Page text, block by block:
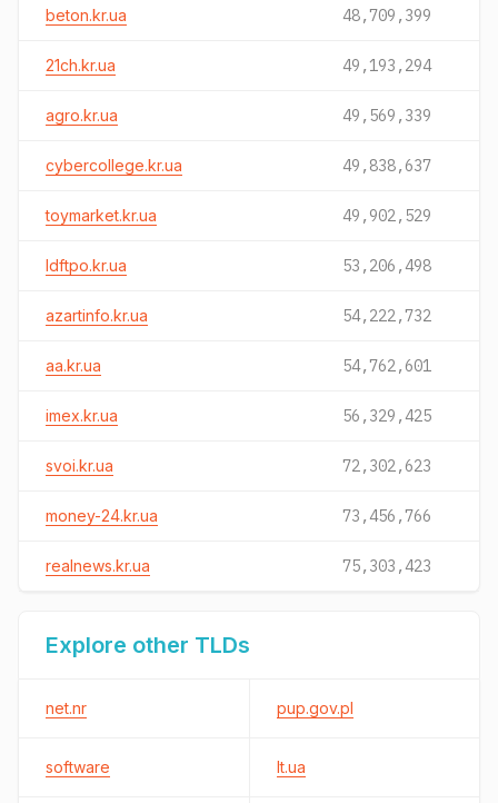
beton.kr.ua 48,709,399
21ch.kr.ua 49,193,294
agro.kr.ua 49,569,339
cybercollege.kr.ua 49,838,637
toymarket.kr.ua 49,902,529
ldftpo.kr.ua 53,206,498
azartinfo.kr.ua 54,222,732
aa.kr.ua 54,762,601
imex.kr.ua 56,329,425
svoi.kr.ua 72,302,623
money-24.kr.ua 73,456,766
realnews.kr.ua 75,303,423
Explore other TLDs
net.nr pup.gov.pl
software lt.ua